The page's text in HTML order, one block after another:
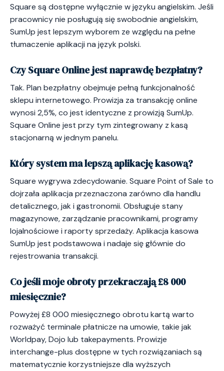
Square są dostępne wyłącznie w języku angielskim. Jeśli
pracownicy nie posługują się swobodnie angielskim,
SumUp jest lepszym wyborem ze względu na pełne
tłumaczenie aplikacji na język polski.
Czy Square Online jest naprawdę bezpłatny?
Tak. Plan bezpłatny obejmuje pełną funkcjonalność
sklepu internetowego. Prowizja za transakcję online
wynosi 2,5%, co jest identyczne z prowizją SumUp.
Square Online jest przy tym zintegrowany z kasą
stacjonarną w jednym panelu.
Który system ma lepszą aplikację kasową?
Square wygrywa zdecydowanie. Square Point of Sale to
dojrzała aplikacja przeznaczona zarówno dla handlu
detalicznego, jak i gastronomii. Obsługuje stany
magazynowe, zarządzanie pracownikami, programy
lojalnościowe i raporty sprzedaży. Aplikacja kasowa
SumUp jest podstawowa i nadaje się głównie do
rejestrowania transakcji.
Co jeśli moje obroty przekraczają £8 000
miesięcznie?
Powyżej £8 000 miesięcznego obrotu kartą warto
rozważyć terminale płatnicze na umowie, takie jak
Worldpay, Dojo lub takepayments. Prowizje
interchange-plus dostępne w tych rozwiązaniach są
matematycznie korzystniejsze dla wyższych